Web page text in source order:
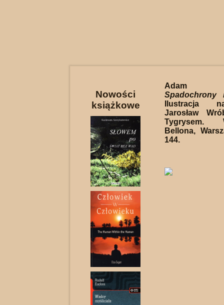
Nowości
książkowe
Adam
Spadochrony
Ilustracja
Jarosław
Tygrysem.
Bellona,
144.